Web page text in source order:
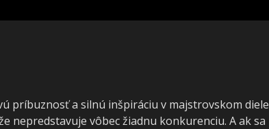
príbuznosť a silnú inšpiráciu v majstrovskom diele
nepredstavuje vôbec žiadnu konkurenciu. A ak sa